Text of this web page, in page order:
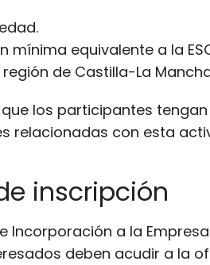
equivalente a la
de Castilla-La
los participantes
relacionadas con esta
inscripción
Incorporación a la
deben acudir a la